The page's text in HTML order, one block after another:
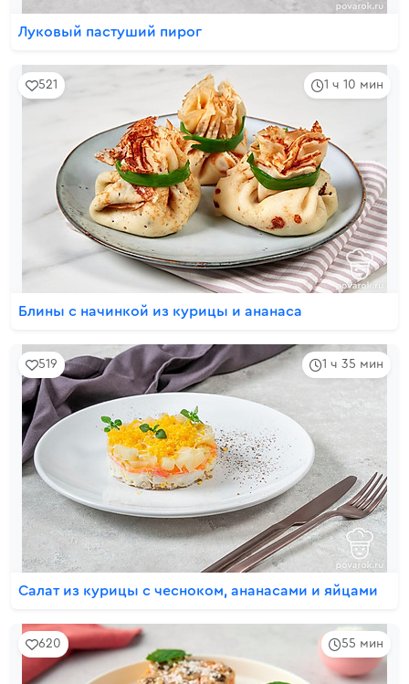
Луковый пастуший пирог
1 ч 10 мин
521
Блины с начинкой из курицы и ананаса
1 ч 35 мин
519
Салат из курицы с чесноком, ананасами и яйцами
55 мин
620